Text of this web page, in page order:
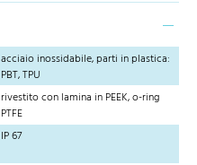
acciaio inossidabile, parti in plastica:
PBT, TPU
rivestito con lamina in PEEK, o-ring
PTFE
IP 67